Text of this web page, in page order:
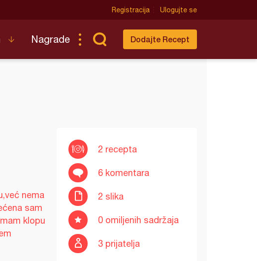
Registracija Ulogujte se
Nagrade Dodajte Recept
nema
sam
klopu
2 recepta
6 komentara
2 slika
0 omiljenih sadržaja
3 prijatelja